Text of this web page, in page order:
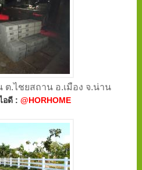
ต.ไชยสถาน อ.เมือง จ.น่าน
อดี :@HORHOME